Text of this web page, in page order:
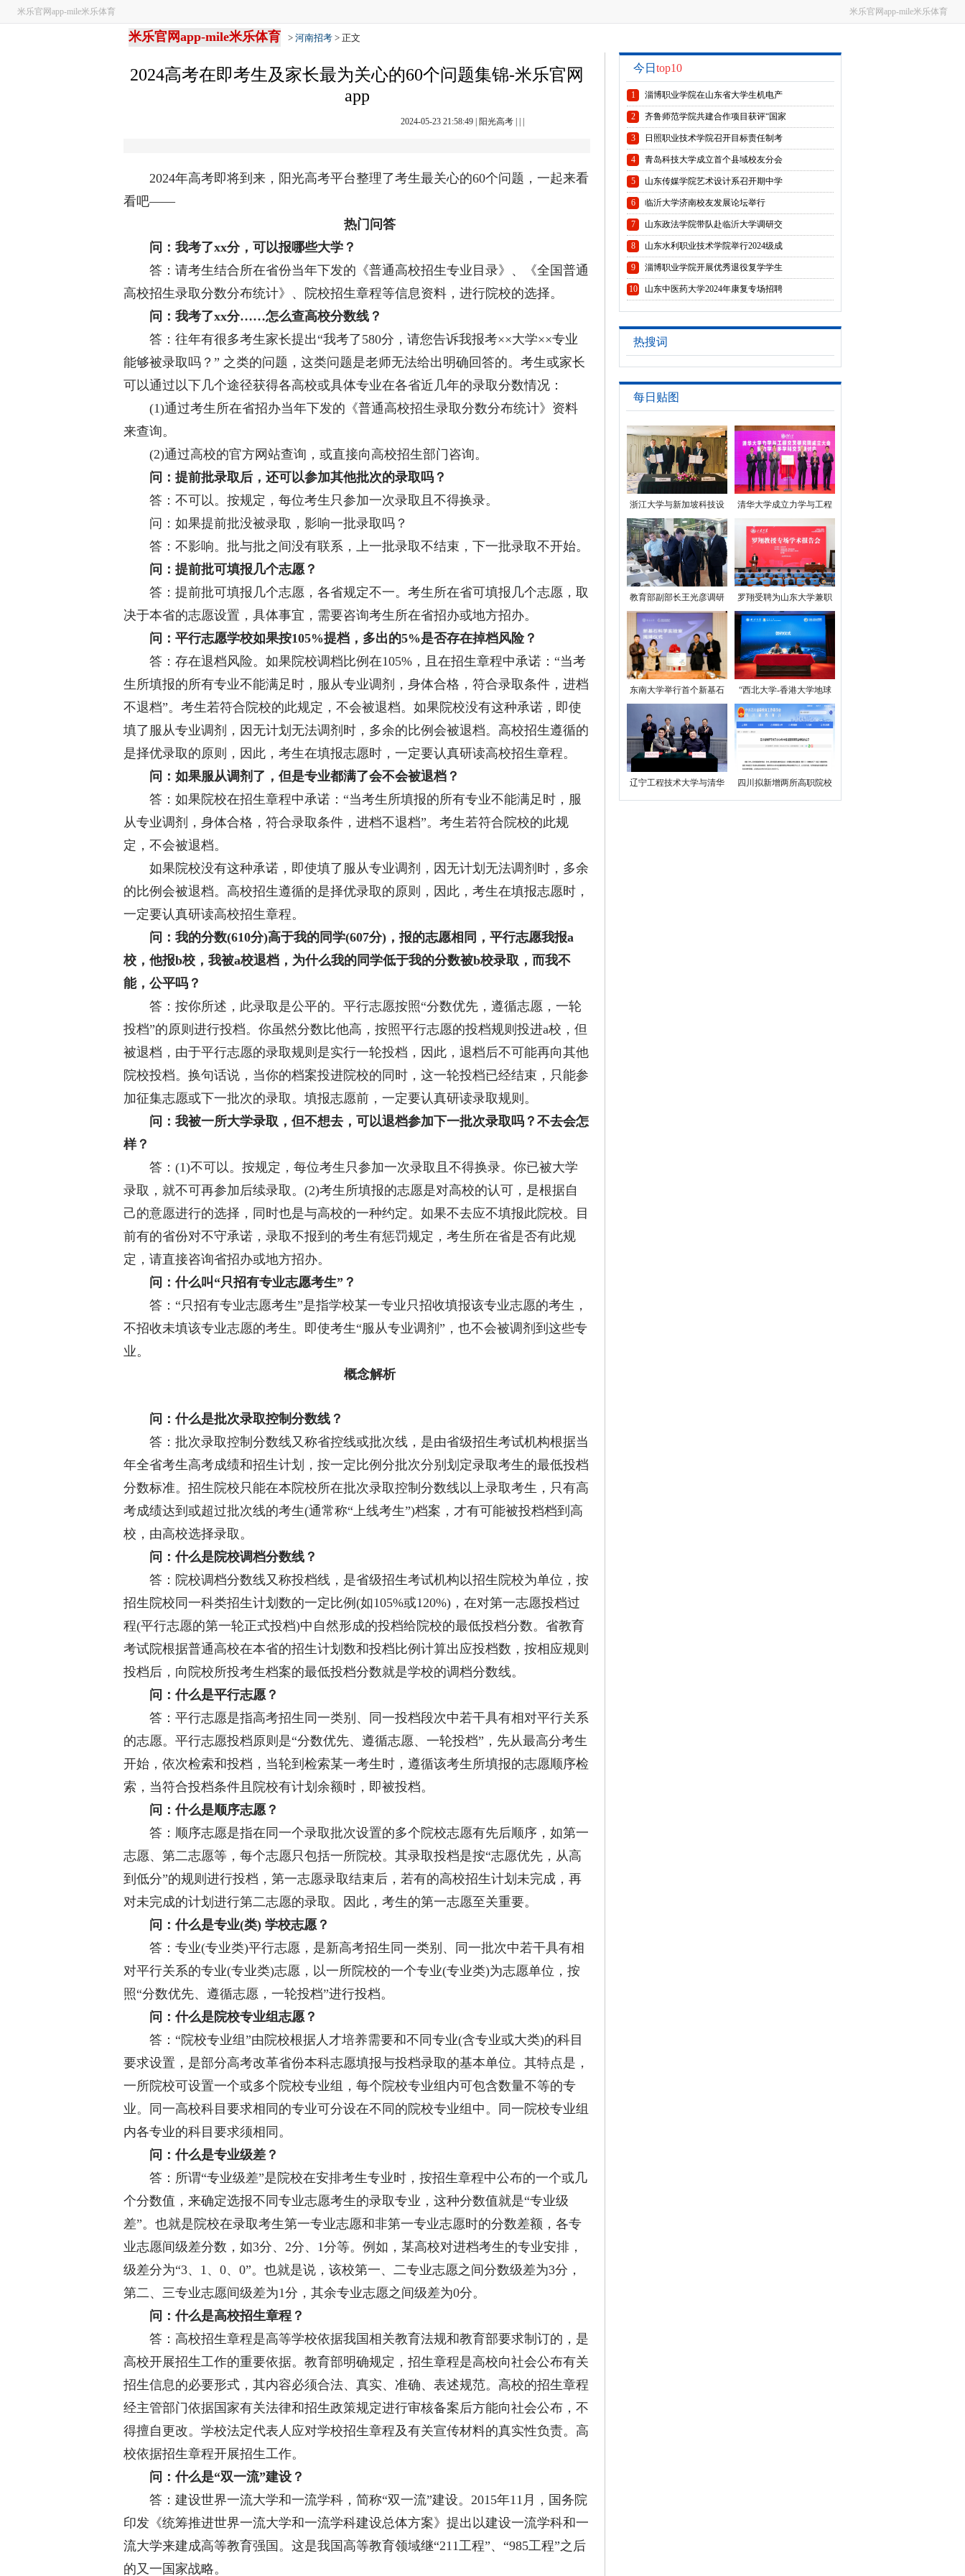
米乐官网app-mile米乐体育 米乐官网app-mile米乐体育
米乐官网app-mile米乐体育 > 河南招考 > 正文
2024高考在即考生及家长最为关心的60个问题集锦-米乐官网
app
2024-05-23 21:58:49 阳光高考
2024年高考即将到来，阳光高考平台整理了考生最关心的60个问题，一起来看
看吧——
热门问答
问：我考了xx分，可以报哪些大学？
答：请考生结合所在省份当年下发的《普通高校招生专业目录》、《全国普通
高校招生录取分数分布统计》、院校招生章程等信息资料，进行院校的选择。
问：我考了xx分……怎么查高校分数线？
答：往年有很多考生家长提出“我考了580分，请您告诉我报考××大学××专业
能够被录取吗？” 之类的问题，这类问题是老师无法给出明确回答的。考生或家长
可以通过以下几个途径获得各高校或具体专业在各省近几年的录取分数情况：
(1)通过考生所在省招办当年下发的《普通高校招生录取分数分布统计》资料
来查询。
(2)通过高校的官方网站查询，或直接向高校招生部门咨询。
问：提前批录取后，还可以参加其他批次的录取吗？
答：不可以。按规定，每位考生只参加一次录取且不得换录。
问：如果提前批没被录取，影响一批录取吗？
答：不影响。批与批之间没有联系，上一批录取不结束，下一批录取不开始。
问：提前批可填报几个志愿？
答：提前批可填报几个志愿，各省规定不一。考生所在省可填报几个志愿，取
决于本省的志愿设置，具体事宜，需要咨询考生所在省招办或地方招办。
问：平行志愿学校如果按105%提档，多出的5%是否存在掉档风险？
答：存在退档风险。如果院校调档比例在105%，且在招生章程中承诺：“当考
生所填报的所有专业不能满足时，服从专业调剂，身体合格，符合录取条件，进档
不退档”。考生若符合院校的此规定，不会被退档。如果院校没有这种承诺，即使
填了服从专业调剂，因无计划无法调剂时，多余的比例会被退档。高校招生遵循的
是择优录取的原则，因此，考生在填报志愿时，一定要认真研读高校招生章程。
问：如果服从调剂了，但是专业都满了会不会被退档？
答：如果院校在招生章程中承诺：“当考生所填报的所有专业不能满足时，服
从专业调剂，身体合格，符合录取条件，进档不退档”。考生若符合院校的此规
定，不会被退档。
如果院校没有这种承诺，即使填了服从专业调剂，因无计划无法调剂时，多余
的比例会被退档。高校招生遵循的是择优录取的原则，因此，考生在填报志愿时，
一定要认真研读高校招生章程。
问：我的分数(610分)高于我的同学(607分)，报的志愿相同，平行志愿我报a
校，他报b校，我被a校退档，为什么我的同学低于我的分数被b校录取，而我不
能，公平吗？
答：按你所述，此录取是公平的。平行志愿按照“分数优先，遵循志愿，一轮
投档”的原则进行投档。你虽然分数比他高，按照平行志愿的投档规则投进a校，但
被退档，由于平行志愿的录取规则是实行一轮投档，因此，退档后不可能再向其他
院校投档。换句话说，当你的档案投进院校的同时，这一轮投档已经结束，只能参
加征集志愿或下一批次的录取。填报志愿前，一定要认真研读录取规则。
问：我被一所大学录取，但不想去，可以退档参加下一批次录取吗？不去会怎
样？
答：(1)不可以。按规定，每位考生只参加一次录取且不得换录。你已被大学
录取，就不可再参加后续录取。(2)考生所填报的志愿是对高校的认可，是根据自
己的意愿进行的选择，同时也是与高校的一种约定。如果不去应不填报此院校。目
前有的省份对不守承诺，录取不报到的考生有惩罚规定，考生所在省是否有此规
定，请直接咨询省招办或地方招办。
问：什么叫“只招有专业志愿考生”？
答：“只招有专业志愿考生”是指学校某一专业只招收填报该专业志愿的考生，
不招收未填该专业志愿的考生。即使考生“服从专业调剂”，也不会被调剂到这些专
业。
概念解析
问：什么是批次录取控制分数线？
答：批次录取控制分数线又称省控线或批次线，是由省级招生考试机构根据当
年全省考生高考成绩和招生计划，按一定比例分批次分别划定录取考生的最低投档
分数标准。招生院校只能在本院校所在批次录取控制分数线以上录取考生，只有高
考成绩达到或超过批次线的考生(通常称“上线考生”)档案，才有可能被投档档到高
校，由高校选择录取。
问：什么是院校调档分数线？
答：院校调档分数线又称投档线，是省级招生考试机构以招生院校为单位，按
招生院校同一科类招生计划数的一定比例(如105%或120%)，在对第一志愿投档过
程(平行志愿的第一轮正式投档)中自然形成的投档给院校的最低投档分数。省教育
考试院根据普通高校在本省的招生计划数和投档比例计算出应投档数，按相应规则
投档后，向院校所投考生档案的最低投档分数就是学校的调档分数线。
问：什么是平行志愿？
答：平行志愿是指高考招生同一类别、同一投档段次中若干具有相对平行关系
的志愿。平行志愿投档原则是“分数优先、遵循志愿、一轮投档”，先从最高分考生
开始，依次检索和投档，当轮到检索某一考生时，遵循该考生所填报的志愿顺序检
索，当符合投档条件且院校有计划余额时，即被投档。
问：什么是顺序志愿？
答：顺序志愿是指在同一个录取批次设置的多个院校志愿有先后顺序，如第一
志愿、第二志愿等，每个志愿只包括一所院校。其录取投档是按“志愿优先，从高
到低分”的规则进行投档，第一志愿录取结束后，若有的高校招生计划未完成，再
对未完成的计划进行第二志愿的录取。因此，考生的第一志愿至关重要。
问：什么是专业(类) 学校志愿？
答：专业(专业类)平行志愿，是新高考招生同一类别、同一批次中若干具有相
对平行关系的专业(专业类)志愿，以一所院校的一个专业(专业类)为志愿单位，按
照“分数优先、遵循志愿，一轮投档”进行投档。
问：什么是院校专业组志愿？
答：“院校专业组”由院校根据人才培养需要和不同专业(含专业或大类)的科目
要求设置，是部分高考改革省份本科志愿填报与投档录取的基本单位。其特点是，
一所院校可设置一个或多个院校专业组，每个院校专业组内可包含数量不等的专
业。同一高校科目要求相同的专业可分设在不同的院校专业组中。同一院校专业组
内各专业的科目要求须相同。
问：什么是专业级差？
答：所谓“专业级差”是院校在安排考生专业时，按招生章程中公布的一个或几
个分数值，来确定选报不同专业志愿考生的录取专业，这种分数值就是“专业级
差”。也就是院校在录取考生第一专业志愿和非第一专业志愿时的分数差额，各专
业志愿间级差分数，如3分、2分、1分等。例如，某高校对进档考生的专业安排，
级差分为“3、1、0、0”。也就是说，该校第一、二专业志愿之间分数级差为3分，
第二、三专业志愿间级差为1分，其余专业志愿之间级差为0分。
问：什么是高校招生章程？
答：高校招生章程是高等学校依据我国相关教育法规和教育部要求制订的，是
高校开展招生工作的重要依据。教育部明确规定，招生章程是高校向社会公布有关
招生信息的必要形式，其内容必须合法、真实、准确、表述规范。高校的招生章程
经主管部门依据国家有关法律和招生政策规定进行审核备案后方能向社会公布，不
得擅自更改。学校法定代表人应对学校招生章程及有关宣传材料的真实性负责。高
校依据招生章程开展招生工作。
问：什么是“双一流”建设？
答：建设世界一流大学和一流学科，简称“双一流”建设。2015年11月，国务院
印发《统筹推进世界一流大学和一流学科建设总体方案》提出以建设一流学科和一
流大学来建成高等教育强国。这是我国高等教育领域继“211工程”、“985工程”之后
的又一国家战略。
今日 top10
1 淄博职业学院在山东省大学生机电产
品创新设计竞赛中获佳绩
2 齐鲁师范学院共建合作项目获评“国家
级科技小院”
3 日照职业技术学院召开目标责任制考
核工作研讨会
4 青岛科技大学成立首个县域校友分会
5 山东传媒学院艺术设计系召开期中学
生座谈会
6 临沂大学济南校友发展论坛举行
7 山东政法学院带队赴临沂大学调研交
流
8 山东水利职业技术学院举行2024级成
人高等学历教育开学典礼
9 淄博职业学院开展优秀退役复学学生
从军经历分享交流会
10 山东中医药大学2024年康复专场招聘
会举办
热搜词
每日贴图
浙江大学与新加坡科技设
计大学签订新一轮合作备
忘录
清华大学成立力学与工程
交叉研究院
教育部副部长王光彦调研
重庆大学
罗翔受聘为山东大学兼职
教授
东南大学举行首个新基石
科学实验室揭牌仪式
“西北大学-香港大学地球
与行星科学联合中心”成立
辽宁工程技术大学与清华 四川拟新增两所高职院校